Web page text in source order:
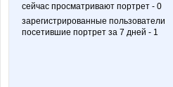
сейчас просматривают портрет - 0
зарегистрированные пользователи
посетившие портрет за 7 дней - 1